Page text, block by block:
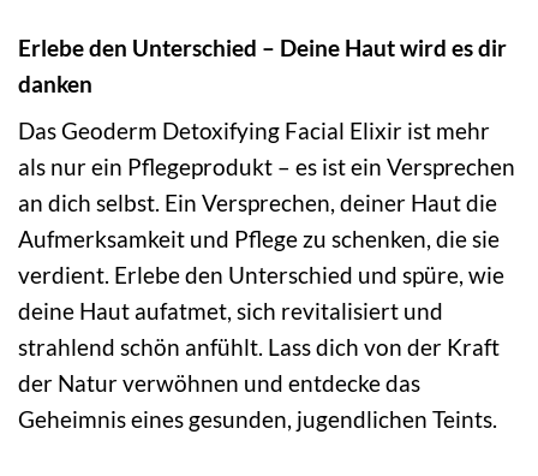
Erlebe den Unterschied – Deine Haut wird es dir
danken
Das Geoderm Detoxifying Facial Elixir ist mehr
als nur ein Pflegeprodukt – es ist ein Versprechen
an dich selbst. Ein Versprechen, deiner Haut die
Aufmerksamkeit und Pflege zu schenken, die sie
verdient. Erlebe den Unterschied und spüre, wie
deine Haut aufatmet, sich revitalisiert und
strahlend schön anfühlt. Lass dich von der Kraft
der Natur verwöhnen und entdecke das
Geheimnis eines gesunden, jugendlichen Teints.